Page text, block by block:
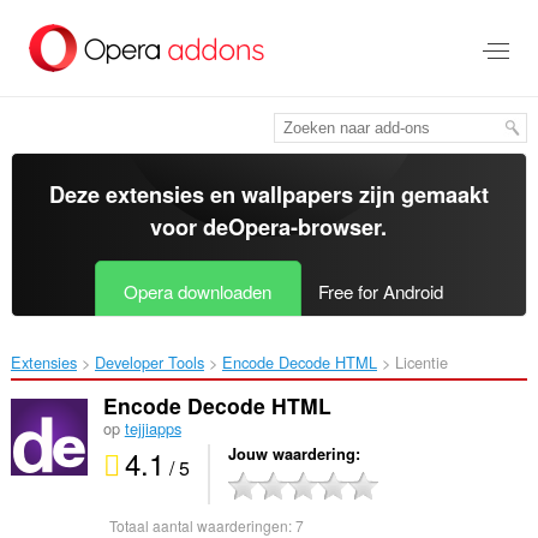
tekst
springen
Deze extensies en wallpapers zijn gemaakt
voor deOpera-browser.
Opera downloaden Free for Android
Extensies Developer Tools Encode Decode HTML‎ Licentie
Encode Decode HTML
op tejjiapps
4.1 / 5 Jouw waardering
Totaal aantal waarderingen:7